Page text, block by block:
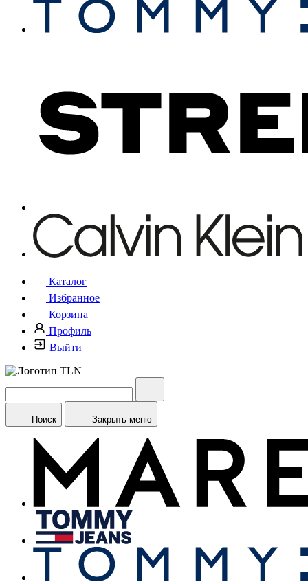
Каталог
Избранное
Корзина
Профиль
Выйти
Поиск Закрыть меню